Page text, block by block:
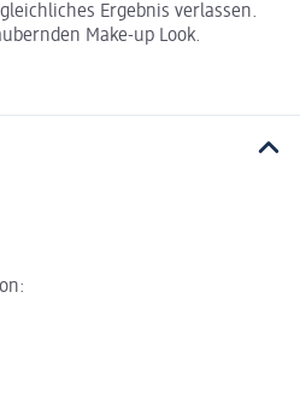
Ergebnis verlassen.
Make-up Look.